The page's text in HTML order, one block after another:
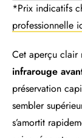
*Prix indicatifs
professionnelle
Cet aperçu clair
infrarouge
préservation
sembler
s’amortit